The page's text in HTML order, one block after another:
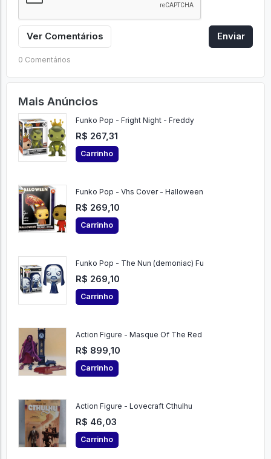
Ver Comentários Enviar
0 Comentários
Mais Anúncios
Funko Pop - Fright Night - Freddy
R$ 267,31
Carrinho
Funko Pop - Vhs Cover - Halloween
R$ 269,10
Carrinho
Funko Pop - The Nun (demoniac) Fu
R$ 269,10
Carrinho
Action Figure - Masque Of The Red
R$ 899,10
Carrinho
Action Figure - Lovecraft Cthulhu
R$ 46,03
Carrinho